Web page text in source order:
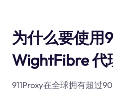
为什么要使用
WightFibre 代
911Proxy在全球拥有超过